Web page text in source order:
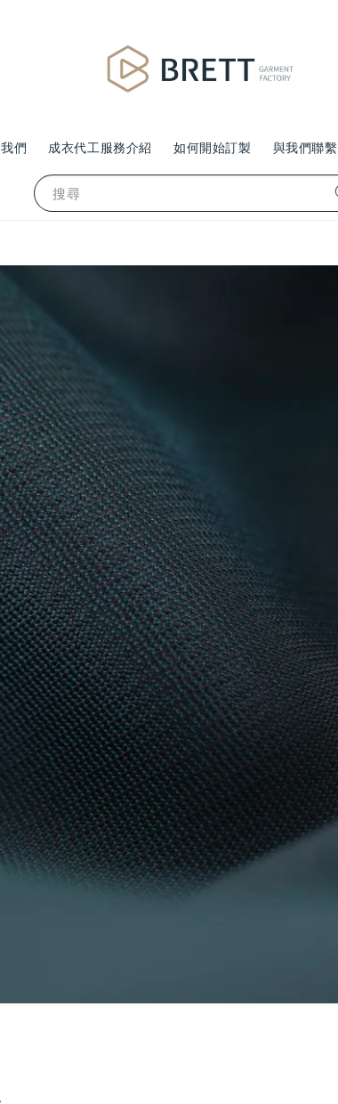
搜尋
們 成衣代工服務介紹 如何開始訂製 與我們聯繫